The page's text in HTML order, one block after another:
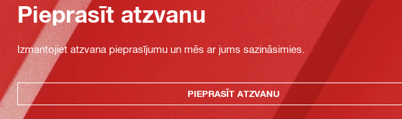
Pieprasīt atzvanu
Izmantojiet atzvana pieprasījumu un mēs ar jums sazināsimies.
PIEPRASĪT ATZVANU